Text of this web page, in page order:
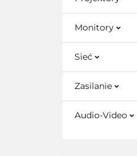
Monitory
Sieć
Zasilanie
Audio-Video